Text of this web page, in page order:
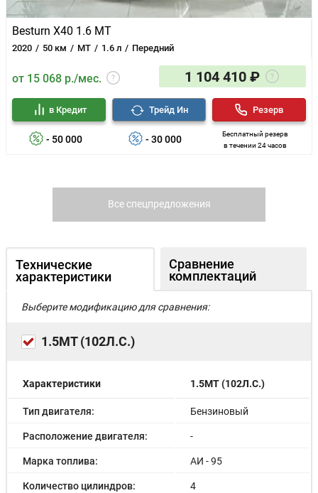
Besturn X40 1.6 MT
2020 50 км MT 1.6 л Передний
от 15 068 р./мес. 1 104 410 ₽
- 50 000
в Кредит
- 30 000
Трейд Ин
Бесплатный резерв
в течении 24 часов
Резерв
Все спецпредложения
Технические
характеристики
Сравнение
комплектаций
Выберите модификацию для сравнения:
1.5МТ (102Л.С.)
Характеристики 1.5МТ (102Л.С.)
Тип двигателя: Бензиновый
Расположение двигателя: -
Марка топлива: АИ - 95
Количество цилиндров: 4